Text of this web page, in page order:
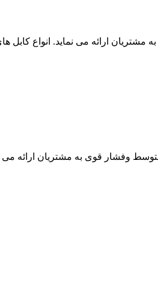
مشتریان ارائه می نماید. انواع
قوی به مشتریان ارائه می شود.